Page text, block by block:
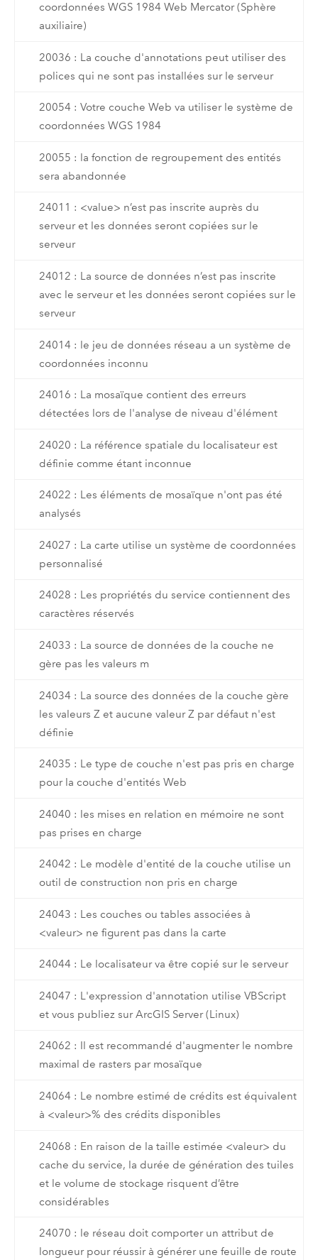
coordonnées WGS 1984 Web Mercator (Sphère
auxiliaire)
20036 : La couche d'annotations peut utiliser des
polices qui ne sont pas installées sur le serveur
20054 : Votre couche Web va utiliser le système de
coordonnées WGS 1984
20055 : la fonction de regroupement des entités
sera abandonnée
24011 : <value> n’est pas inscrite auprès du
serveur et les données seront copiées sur le
serveur
24012 : La source de données n’est pas inscrite
avec le serveur et les données seront copiées sur le
serveur
24014 : le jeu de données réseau a un système de
coordonnées inconnu
24016 : La mosaïque contient des erreurs
détectées lors de l'analyse de niveau d'élément
24020 : La référence spatiale du localisateur est
définie comme étant inconnue
24022 : Les éléments de mosaïque n'ont pas été
analysés
24027 : La carte utilise un système de coordonnées
personnalisé
24028 : Les propriétés du service contiennent des
caractères réservés
24033 : La source de données de la couche ne
gère pas les valeurs m
24034 : La source des données de la couche gère
les valeurs Z et aucune valeur Z par défaut n'est
définie
24035 : Le type de couche n'est pas pris en charge
pour la couche d'entités Web
24040 : les mises en relation en mémoire ne sont
pas prises en charge
24042 : Le modèle d'entité de la couche utilise un
outil de construction non pris en charge
24043 : Les couches ou tables associées à
<valeur> ne figurent pas dans la carte
24044 : Le localisateur va être copié sur le serveur
24047 : L'expression d'annotation utilise VBScript
et vous publiez sur ArcGIS Server (Linux)
24062 : Il est recommandé d'augmenter le nombre
maximal de rasters par mosaïque
24064 : Le nombre estimé de crédits est équivalent
à <valeur>% des crédits disponibles
24068 : En raison de la taille estimée <valeur> du
cache du service, la durée de génération des tuiles
et le volume de stockage risquent d’être
considérables
24070 : le réseau doit comporter un attribut de
longueur pour réussir à générer une feuille de route